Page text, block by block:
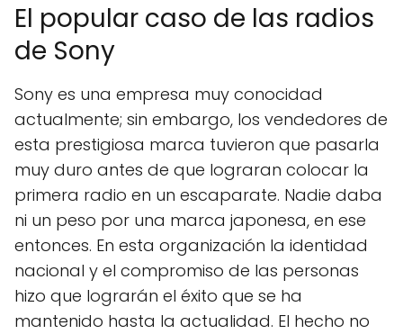
El popular caso de las radios
de Sony
Sony es una empresa muy conocidad
actualmente; sin embargo, los vendedores de
esta prestigiosa marca tuvieron que pasarla
muy duro antes de que lograran colocar la
primera radio en un escaparate. Nadie daba
ni un peso por una marca japonesa, en ese
entonces. En esta organización la identidad
nacional y el compromiso de las personas
hizo que lograrán el éxito que se ha
mantenido hasta la actualidad. El hecho no